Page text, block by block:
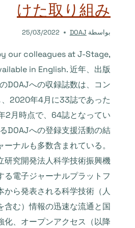
DOAJ
けた取り組み
بواسطة DOAJ
25/03/2022
our colleagues at J-Stage,
in English. 近年、出版
DOAJへの収録誌数は、コン
2020年4月に33誌であった
2月時点で、64誌となってい
DOAJへの登録支援活動の結
ナルも多数含まれている。
研究開発法人科学技術振興機
る電子ジャーナルプラットフ
から発表される科学技術（人
含む）情報の迅速な流通と国
化、オープンアクセス（以降